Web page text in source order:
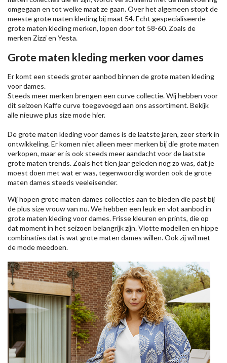
omgegaan en tot welke maat ze gaan. Over het algemeen stopt de
meeste grote maten kleding bij maat 54. Echt gespecialiseerde
grote maten kleding merken, lopen door tot 58-60. Zoals de
merken Zizzien Yesta.
Grote maten kleding merken voor dames
Er komt een steeds groter aanbod binnen de grote maten kleding
voor dames.
Steeds meer merken brengen een curve collectie. Wij hebben voor
dit seizoen Kaffecurve toegevoegd aan ons assortiment. Bekijk
alle nieuweplus size modehier.
De grote maten kleding voor dames is de laatste jaren, zeer sterk in
ontwikkeling. Er komen niet alleen meer merken bij die grote maten
verkopen, maar er is ook steeds meer aandacht voor de laatste
grote maten trends. Zoals het tien jaar geleden nog zo was, dat je
moest doen met wat er was, tegenwoordig worden ook de grote
maten dames steeds veeleisender.
Wij hopen grote maten dames collecties aan te bieden die past bij
de plus size vrouw van nu. We hebben een leuk en vlot aanbod in
grote maten kleding voor dames. Frisse kleuren en prints, die op
dat moment in het seizoen belangrijk zijn. Vlotte modellen en hippe
combinaties dat is wat grote maten dames willen. Ook zij wil met
de mode meedoen.